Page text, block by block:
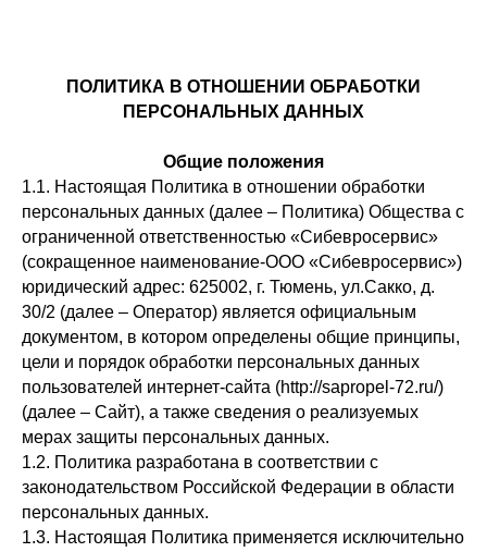
ПОЛИТИКА В ОТНОШЕНИИ ОБРАБОТКИ
ПЕРСОНАЛЬНЫХ ДАННЫХ
Общие положения
1.1. Настоящая Политика в отношении обработки
персональных данных (далее – Политика) Общества с
ограниченной ответственностью «Сибевросервис»
(сокращенное наименование-ООО «Сибевросервис»)
юридический адрес: 625002, г. Тюмень, ул.Сакко, д.
30/2 (далее – Оператор) является официальным
документом, в котором определены общие принципы,
цели и порядок обработки персональных данных
пользователей интернет-сайта (http://sapropel-72.ru/)
(далее – Сайт), а также сведения о реализуемых
мерах защиты персональных данных.
1.2. Политика разработана в соответствии с
законодательством Российской Федерации в области
персональных данных.
1.3. Настоящая Политика применяется исключительно